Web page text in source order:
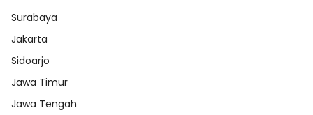
Surabaya
Jakarta
Sidoarjo
Jawa Timur
Jawa Tengah